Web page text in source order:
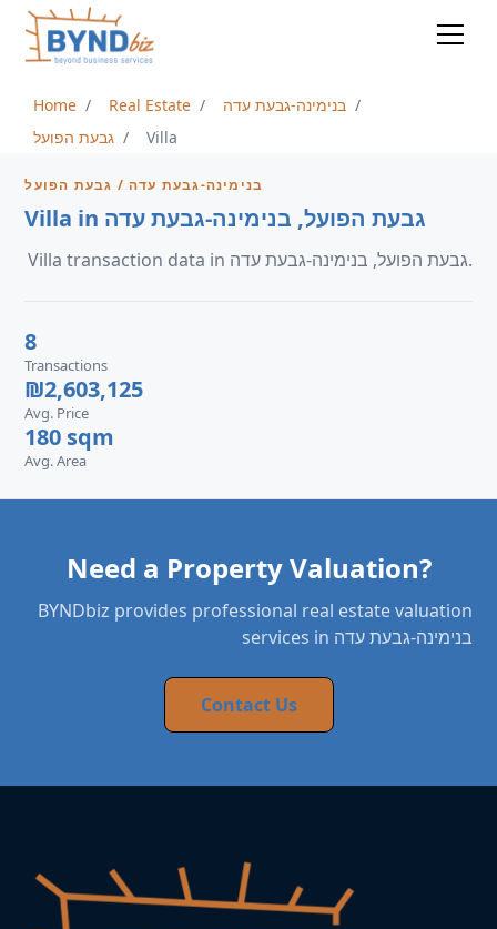
Home Real Estate
בנימינה-גבעת עדה
גבעת הפועל
Villa
בנימינה-גבעת עדה / גבעת הפועל
Villa in גבעת הפועל, בנימינה-גבעת עדה
Villa transaction data in גבעת הפועל, בנימינה-גבעת עדה.
8
Transactions
₪2,603,125
Avg. Price
180 sqm
Avg. Area
Need a Property Valuation?
BYNDbiz provides professional real estate valuation
services in בנימינה-גבעת עדה
Contact Us